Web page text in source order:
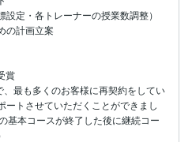
定・各トレーナーの授業数調整）
の計画立案
賞
最も多くのお客様に再契約をしてい
ートさせていただくことができまし
本コースが終了した後に継続コー